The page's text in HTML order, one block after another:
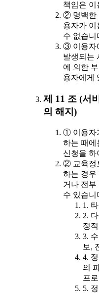
책임은 이
② 명백한
용자가 이
수 없습니
③ 이용자
발생되는
에 의한
용자에게
제 11 조 (서
의 해지)
① 이용자
하는 때에
신청을 하
② 교육정
하는 경우
거나 전부
수 있습니
1.
2.
정
3.
보,
4.
의
프
5.